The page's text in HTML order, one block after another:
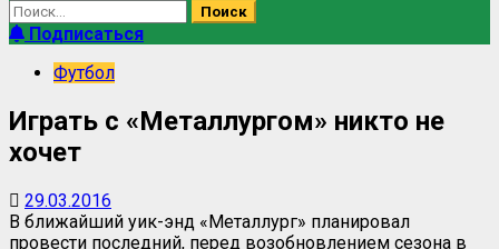
Подписаться
Футбол
Играть с «Металлургом» никто не
хочет
29.03.2016
В ближайший уик-энд «Металлург» планировал
провести последний, перед возобновлением сезона в